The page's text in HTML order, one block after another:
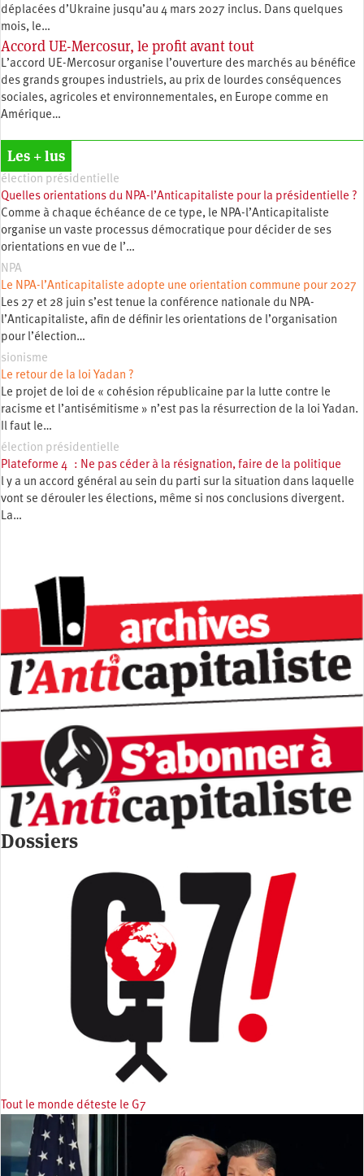
déplacées d’Ukraine jusqu’au 4 mars 2027 inclus. Dans quelques
mois, le…
Accord UE-Mercosur, le profit avant tout
L’accord UE-Mercosur organise l’ouverture des marchés au bénéfice
des grands groupes industriels, au prix de lourdes conséquences
sociales, agricoles et environnementales, en Europe comme en
Amérique…
Les + lus
élection présidentielle
Quelles orientations du NPA-l’Anticapitaliste pour la présidentielle ?
Comme à chaque échéance de ce type, le NPA-l’Anticapitaliste
organise un vaste processus démocratique pour décider de ses
orientations en vue de l’…
NPA
Le NPA-l’Anticapitaliste adopte une orientation commune pour 2027
Les 27 et 28 juin s’est tenue la conférence nationale du NPA-
l’Anticapitaliste, afin de définir les orientations de l’organisation
pour l’élection…
sionisme
Le retour de la loi Yadan ?
Le projet de loi de « cohésion républicaine par la lutte contre le
racisme et l’antisémitisme » n’est pas la résurrection de la loi Yadan.
Il faut le…
élection présidentielle
Plateforme 4 : Ne pas céder à la résignation, faire de la politique
l y a un accord général au sein du parti sur la situation dans laquelle
vont se dérouler les élections, même si nos conclusions divergent.
La…
Dossiers
Tout le monde déteste le G7